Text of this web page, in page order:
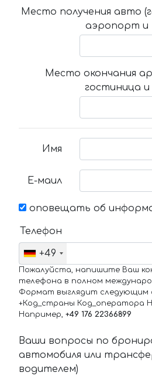
Место получения авто
аэропорт и
Место окончания
гостиница и
Имя
Е-маил
оповещать об
Телефон
+49
Пожалуйста, напишите Ваш
телефона в полном
Формат выглядит следующим
+Код_страны Код_оператора
Например, +49 176 22366899
Ваши вопросы по
автомобиля или
водителем)